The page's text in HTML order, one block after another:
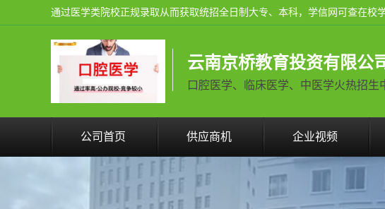
云南京桥教育投资有限公
口腔医学、临床医学、中医学火热招生
公司首页 供应商机 企业视频